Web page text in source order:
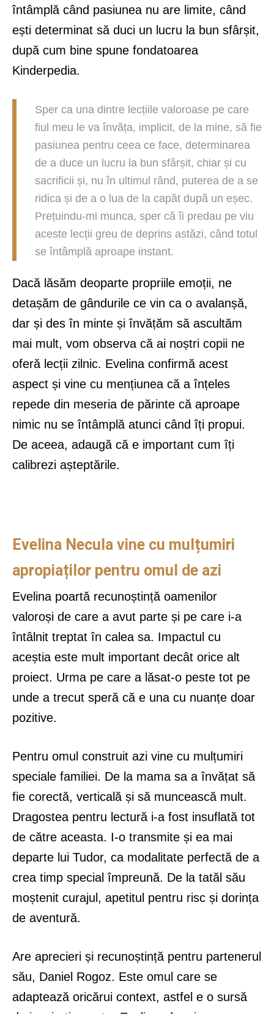
întâmplă când pasiunea nu are limite, când
ești determinat să duci un lucru la bun sfârșit,
după cum bine spune fondatoarea
Kinderpedia.
Sper ca una dintre lecțiile valoroase pe care
fiul meu le va învăța, implicit, de la mine, să fie
pasiunea pentru ceea ce face, determinarea
de a duce un lucru la bun sfârșit, chiar și cu
sacrificii și, nu în ultimul rând, puterea de a se
ridica și de a o lua de la capăt după un eșec.
Prețuindu-mi munca, sper că îi predau pe viu
aceste lecții greu de deprins astăzi, când totul
se întâmplă aproape instant.
Dacă lăsăm deoparte propriile emoții, ne
detașăm de gândurile ce vin ca o avalanșă,
dar și des în minte și învățăm să ascultăm
mai mult, vom observa că ai noștri copii ne
oferă lecții zilnic. Evelina confirmă acest
aspect și vine cu mențiunea că a înțeles
repede din meseria de părinte că aproape
nimic nu se întâmplă atunci când îți propui.
De aceea, adaugă că e important cum îți
calibrezi așteptările.
Evelina Necula vine cu mulțumiri
apropiaților pentru omul de azi
Evelina poartă recunoștință oamenilor
valoroși de care a avut parte și pe care i-a
întâlnit treptat în calea sa. Impactul cu
aceștia este mult important decât orice alt
proiect. Urma pe care a lăsat-o peste tot pe
unde a trecut speră că e una cu nuanțe doar
pozitive.
Pentru omul construit azi vine cu mulțumiri
speciale familiei. De la mama sa a învățat să
fie corectă, verticală și să muncească mult.
Dragostea pentru lectură i-a fost insuflată tot
de către aceasta. I-o transmite și ea mai
departe lui Tudor, ca modalitate perfectă de a
crea timp special împreună. De la tatăl său
moștenit curajul, apetitul pentru risc și dorința
de aventură.
Are aprecieri și recunoștință pentru partenerul
său, Daniel Rogoz. Este omul care se
adaptează oricărui context, astfel e o sursă